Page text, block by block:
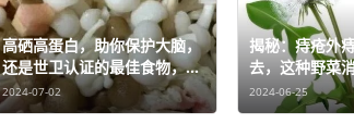
高硒高蛋白，助你保护大脑，
还是世卫认证的最佳食物，不
可错过！
2024-07-02
揭秘：痔疮外
去，这种野菜
术，瞬间菊花
2024-06-25